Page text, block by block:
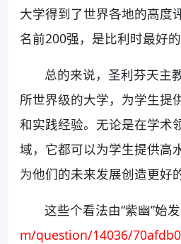
大学得到了世界各地的高度
名前200强，是比利时最好的
总的来说，圣利芬天主
所世界级的大学，为学生提
和实践经验。无论是在学术
域，它都可以为学生提供高
为他们的未来发展创造更好
这些个看法由“紫幽”始
m/question/14036/